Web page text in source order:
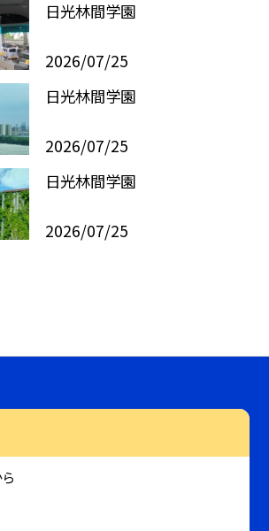
日光林間学園
2026/07/25
日光林間学園
2026/07/25
日光林間学園
2026/07/25